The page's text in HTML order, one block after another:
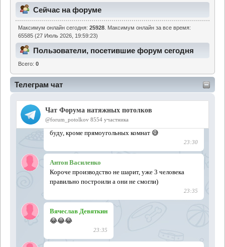
Телеграм чат
Сейчас на форуме
Максимум онлайн сегодня:25928 . Максимум онлайн за все время:
65585 (27 Июль 2026, 19:59:23)
Пользователи, посетившие форум сегодня
Всего:0